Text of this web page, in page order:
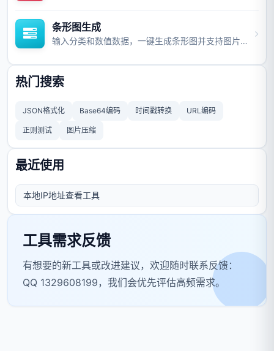
条形图生成
输入分类和数值数据，一键生成条形图并支持图片与视频导出。
热门搜索
JSON格式化 Base64编码 时间戳转换 URL编码
正则测试 图片压缩
最近使用
本地IP地址查看工具
工具需求反馈
有想要的新工具或改进建议，欢迎随时联系反馈：
QQ 1329608199，我们会优先评估高频需求。